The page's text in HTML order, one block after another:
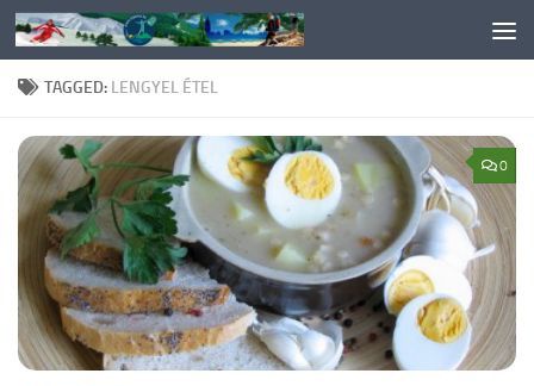
Skip to content
TAGGED: LENGYEL ÉTEL
0